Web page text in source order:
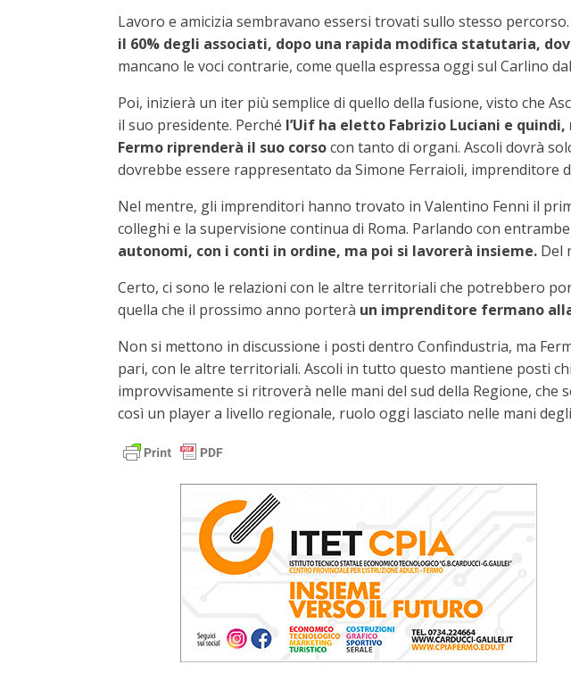
Lavoro e amicizia sembravano essersi trovati sullo stesso
il 60% degli associati, dopo una rapida modifica statutaria,
mancano le voci contrarie, come quella espressa oggi sul Carlino
Poi, inizierà un iter più semplice di quello della fusione, visto che
il suo presidente. Perché l’Uif ha eletto Fabrizio Luciani e
Fermo riprenderà il suo corsocon tanto di organi. Ascoli dovrà
dovrebbe essere rappresentato da Simone Ferraioli,
Nel mentre, gli imprenditori hanno trovato in Valentino Fenni il
colleghi e la supervisione continua di Roma. Parlando con
autonomi, con i conti in ordine, ma poi si lavorerà insieme. Del
Certo, ci sono le relazioni con le altre territoriali che potrebbero
quella che il prossimo anno porterà un imprenditore fermano
Non si mettono in discussione i posti dentro Confindustria, ma
pari, con le altre territoriali. Ascoli in tutto questo mantiene posti
improvvisamente si ritroverà nelle mani del sud della Regione, che
così un player a livello regionale, ruolo oggi lasciato nelle mani